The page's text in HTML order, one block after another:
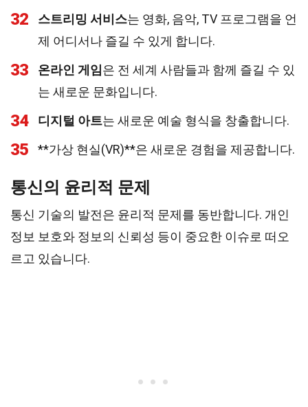
32 스트리밍 서비스는 영화, 음악, TV 프로그램을 언
제 어디서나 즐길 수 있게 합니다.
33 온라인 게임은 전 세계 사람들과 함께 즐길 수 있
는 새로운 문화입니다.
34 디지털 아트는 새로운 예술 형식을 창출합니다.
35 **가상 현실(VR)**은 새로운 경험을 제공합니다.
통신의 윤리적 문제
통신 기술의 발전은 윤리적 문제를 동반합니다. 개인
정보 보호와 정보의 신뢰성 등이 중요한 이슈로 떠오
르고 있습니다.